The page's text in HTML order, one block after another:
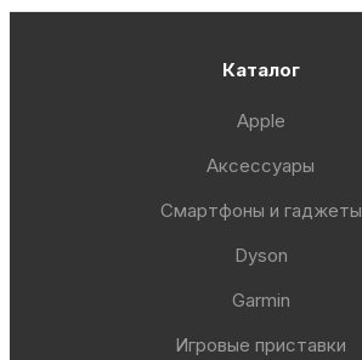
Каталог
Apple
Аксессуары
Смартфоны и гаджеты
Dyson
Garmin
Игровые приставки